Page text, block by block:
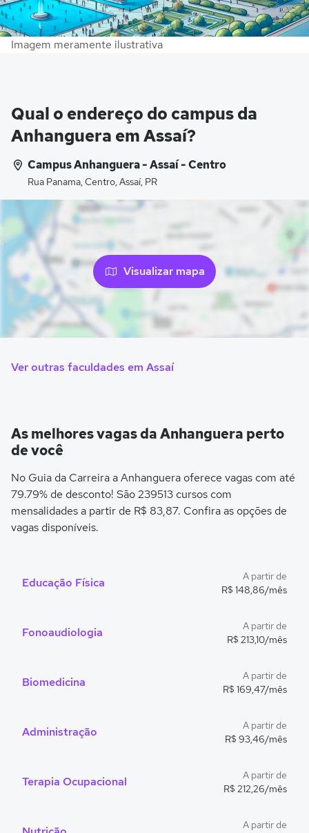
Imagem meramente ilustrativa
Qual o endereço do campus da
Anhanguera em Assaí?
Campus Anhanguera - Assaí - Centro
Rua Panama, Centro, Assaí, PR
Visualizar mapa
Ver outras faculdades em Assaí
As melhores vagas da Anhanguera perto
de você
No Guia da Carreira a Anhanguera oferece vagas com até
79.79% de desconto! São 239513 cursos com
mensalidades a partir de R$ 83,87. Confira as opções de
vagas disponíveis.
Educação Física
A partir de
R$ 148,86/mês
Fonoaudiologia
A partir de
R$ 213,10/mês
Biomedicina
A partir de
R$ 169,47/mês
Administração
A partir de
R$ 93,46/mês
Terapia Ocupacional
A partir de
R$ 212,26/mês
A partir de